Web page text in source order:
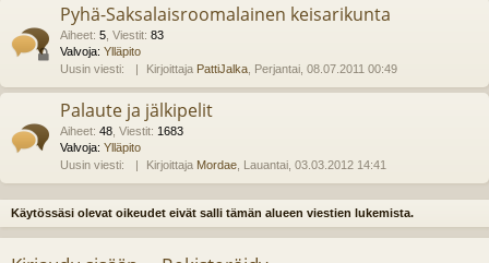
Pyhä-Saksalaisroomalainen keisarikunta
Aiheet: 5 Viestit: 83
Valvoja: Ylläpito
Uusin viesti:
Kirjoittaja PattiJalka , Perjantai, 08.07.2011 00:49
Palaute ja jälkipelit
Aiheet: 48 Viestit: 1683
Valvoja: Ylläpito
Uusin viesti:
Kirjoittaja Mordae , Lauantai, 03.03.2012 14:41
Käytössäsi olevat oikeudet eivät salli tämän alueen viestien lukemista.